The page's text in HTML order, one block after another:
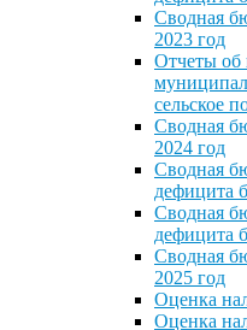
Сводная
2023 год
Отчеты об
сельское
Сводная
2024 год
Сводная
дефицита
Сводная
дефицита
Сводная
2025 год
Оценка
Оценка